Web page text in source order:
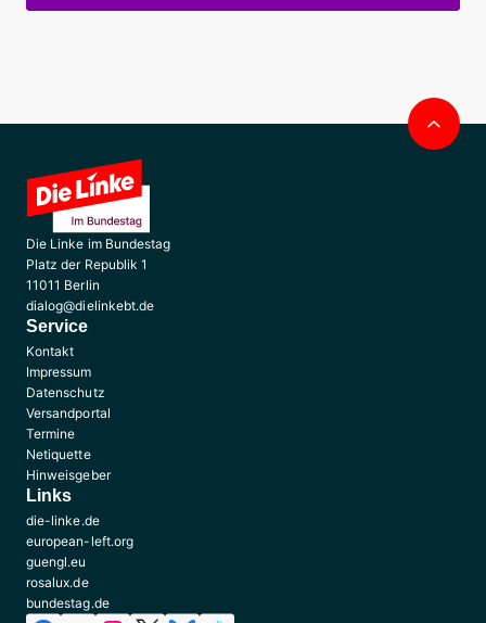
Die Linke im Bundestag
Platz der Republik 1
11011 Berlin
dialog@dielinkebt.de
Service
Kontakt
Impressum
Datenschutz
Versandportal
Termine
Netiquette
Hinweisgeber
Links
die-linke.de
european-left.org
guengl.eu
rosalux.de
bundestag.de